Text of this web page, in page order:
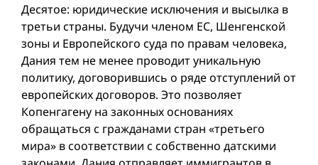
Десятое: юридические исключения и высылка в
третьи страны. Будучи членом ЕС, Шенгенской
зоны и Европейского суда по правам человека,
Дания тем не менее проводит уникальную
политику, договорившись о ряде отступлений от
европейских договоров. Это позволяет
Копенгагену на законных основаниях
обращаться с гражданами стран «третьего
мира» в соответствии с собственно датскими